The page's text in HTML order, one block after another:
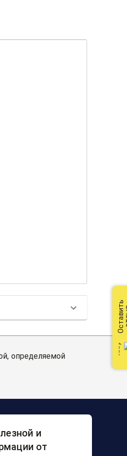
определяемой
и
от
Оставить